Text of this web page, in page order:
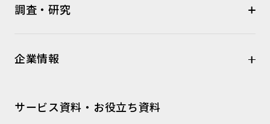
調査・研究
企業情報
サービス資料・お役立ち資料